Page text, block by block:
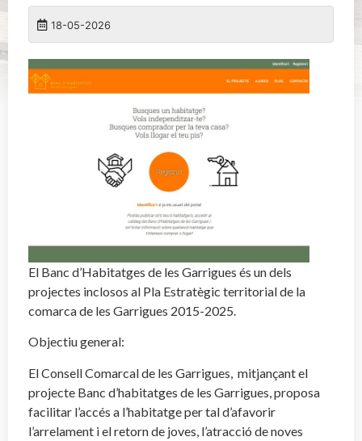
18-05-2026
El Banc d’Habitatges de les Garrigues és un dels
projectes inclosos al Pla Estratègic territorial de la
comarca de les Garrigues 2015-2025.
Objectiu general:
El Consell Comarcal de les Garrigues, mitjançant el
projecte Banc d’habitatges de les Garrigues, proposa
facilitar l’accés a l’habitatge per tal d’afavorir
l’arrelament i el retorn de joves, l’atracció de noves